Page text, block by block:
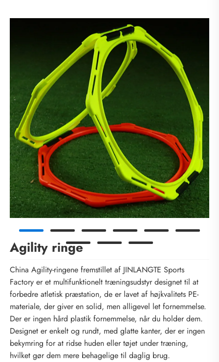
Agility ringe
China Agility-ringene fremstillet af JINLANGTE Sports
Factory er et multifunktionelt træningsudstyr designet til at
forbedre atletisk præstation, de er lavet af højkvalitets PE-
materiale, der giver en solid, men alligevel let fornemmelse.
Der er ingen hård plastik fornemmelse, når du holder dem.
Designet er enkelt og rundt, med glatte kanter, der er ingen
bekymring for at ridse huden eller tøjet under træning,
hvilket gør dem mere behagelige til daglig brug.